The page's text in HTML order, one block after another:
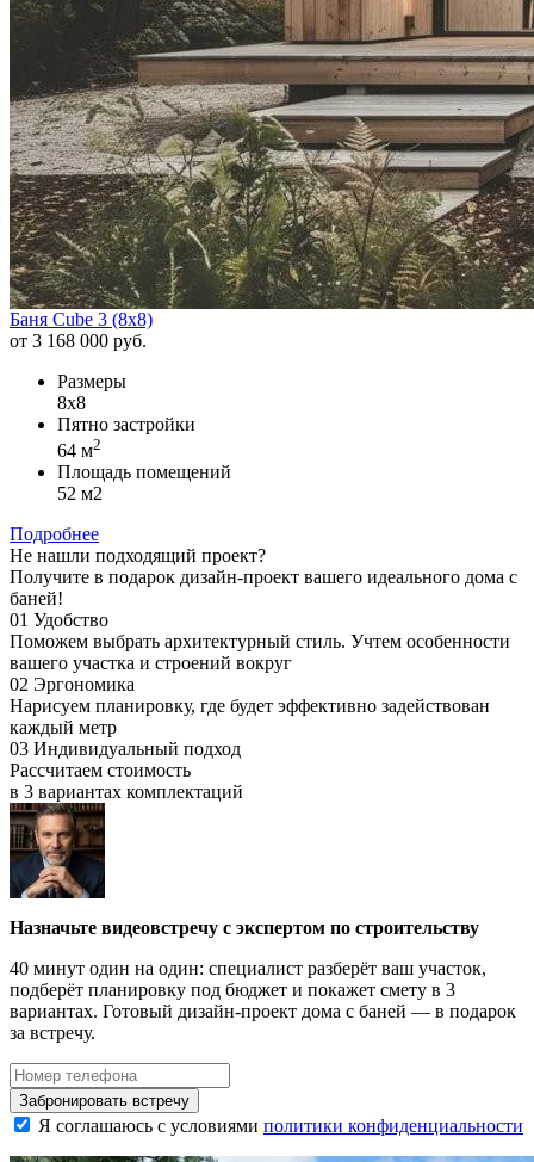
Баня Cube 3 (8х8)
от 3 168 000 руб.
Размеры
8х8
Пятно застройки
64 м2
Площадь помещений
52 м2
Подробнее
Не нашли подходящий проект?
Получите в подарок дизайн-проект вашего идеального дома с
баней!
01 Удобство
Поможем выбрать архитектурный стиль. Учтем особенности
вашего участка и строений вокруг
02 Эргономика
Нарисуем планировку, где будет эффективно задействован
каждый метр
03 Индивидуальный подход
Рассчитаем стоимость
в 3 вариантах комплектаций
Назначьте видеовстречу с экспертом по строительству
40 минут один на один: специалист разберёт ваш участок,
подберёт планировку под бюджет и покажет смету в 3
вариантах. Готовый дизайн-проект дома с баней — в подарок
за встречу.
Забронировать встречу
Я соглашаюсь с условиями политики конфиденциальности